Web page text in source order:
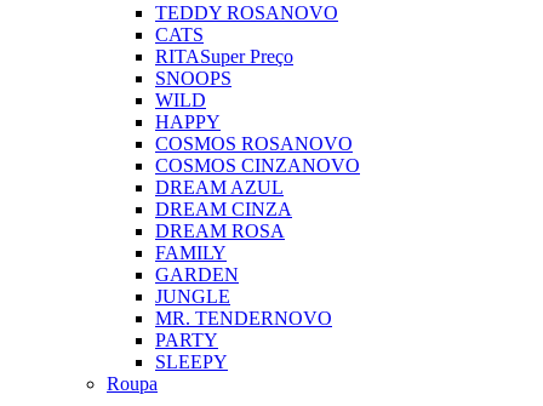
TEDDY ROSANOVO
CATS
RITASuper Preço
SNOOPS
WILD
HAPPY
COSMOS ROSANOVO
COSMOS CINZANOVO
DREAM AZUL
DREAM CINZA
DREAM ROSA
FAMILY
GARDEN
JUNGLE
MR. TENDERNOVO
PARTY
SLEEPY
Roupa